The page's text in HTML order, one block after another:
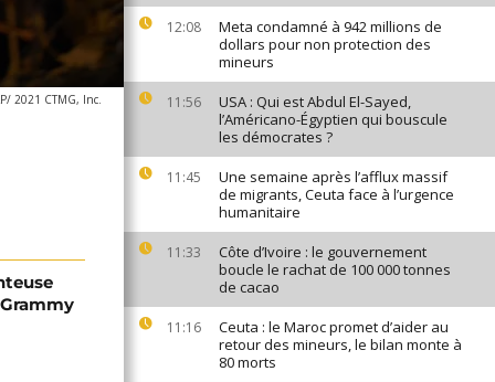
12:08
Meta condamné à 942 millions de
dollars pour non protection des
mineurs
11:56
USA : Qui est Abdul El-Sayed,
l’Américano-Égyptien qui bouscule
les démocrates ?
11:45
Une semaine après l’afflux massif
de migrants, Ceuta face à l’urgence
humanitaire
11:33
Côte d’Ivoire : le gouvernement
boucle le rachat de 100 000 tonnes
de cacao
11:16
Ceuta : le Maroc promet d’aider au
retour des mineurs, le bilan monte à
80 morts
2021 CTMG, Inc.